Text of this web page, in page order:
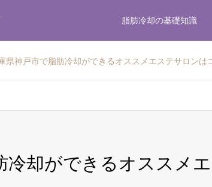
脂肪冷却の基礎知識
県神戸市で脂肪冷却ができるオススメエステサロンは
冷却ができるオススメ